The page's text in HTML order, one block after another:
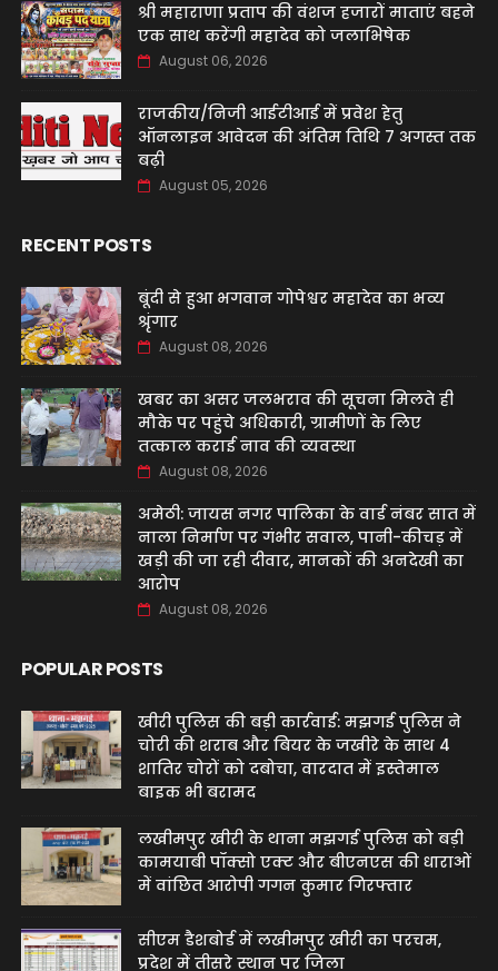
श्री महाराणा प्रताप की वंशज हजारों माताएं बहने
एक साथ करेंगी महादेव को जलाभिषेक
August 06, 2026
राजकीय/निजी आईटीआई में प्रवेश हेतु
ऑनलाइन आवेदन की अंतिम तिथि 7 अगस्त तक
बढ़ी
August 05, 2026
RECENT POSTS
बूंदी से हुआ भगवान गोपेश्वर महादेव का भव्य
श्रृंगार
August 08, 2026
खबर का असर जलभराव की सूचना मिलते ही
मौके पर पहुंचे अधिकारी, ग्रामीणों के लिए
तत्काल कराई नाव की व्यवस्था
August 08, 2026
अमेठी: जायस नगर पालिका के वार्ड नंबर सात में
नाला निर्माण पर गंभीर सवाल, पानी-कीचड़ में
खड़ी की जा रही दीवार, मानकों की अनदेखी का
आरोप
August 08, 2026
POPULAR POSTS
खीरी पुलिस की बड़ी कार्रवाई: मझगई पुलिस ने
चोरी की शराब और बियर के जखीरे के साथ 4
शातिर चोरों को दबोचा, वारदात में इस्तेमाल
बाइक भी बरामद
लखीमपुर खीरी के थाना मझगई पुलिस को बड़ी
कामयाबी पॉक्सो एक्ट और बीएनएस की धाराओं
में वांछित आरोपी गगन कुमार गिरफ्तार
सीएम डैशबोर्ड में लखीमपुर खीरी का परचम,
प्रदेश में तीसरे स्थान पर जिला